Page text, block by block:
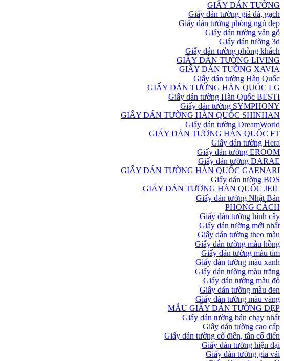
GIẤY DÁN TƯỜNG
Giấy dán tường giả đá, gạch
Giấy dán tường phòng ngủ đẹp
Giấy dán tường vân gỗ
Giấy dán tường 3d
Giấy dán tường phòng khách
GIẤY DÁN TƯỜNG LIVING
GIẤY DÁN TƯỜNG XAVIA
Giấy dán tường Hàn Quốc
GIẤY DÁN TƯỜNG HÀN QUỐC LG
Giấy dán tường Hàn Quốc BESTI
Giấy dán tường SYMPHONY
GIẤY DÁN TƯỜNG HÀN QUỐC SHINHAN
Giấy dán tường DreamWorld
GIẤY DÁN TƯỜNG HÀN QUỐC FT
Giấy dán tường Hera
Giấy dán tường EROOM
Giấy dán tường DARAE
GIẤY DÁN TƯỜNG HÀN QUỐC GAENARI
Giấy dán tường BOS
GIẤY DÁN TƯỜNG HÀN QUỐC JEIL
Giấy dán tường Nhật Bản
PHONG CÁCH
Giấy dán tường hình cây
Giấy dán tường mới nhất
Giấy dán tường theo màu
Giấy dán tường màu hồng
Giấy dán tường màu tím
Giấy dán tường màu xanh
Giấy dán tường màu trắng
Giấy dán tường màu đỏ
Giấy dán tường màu đen
Giấy dán tường màu vàng
MẪU GIẤY DÁN TƯỜNG ĐẸP
Giấy dán tường bán chạy nhất
Giấy dán tường cao cấp
Giấy dán tường cổ điển, tân cổ điển
Giấy dán tường hiện đại
Giấy dán tường giả vải